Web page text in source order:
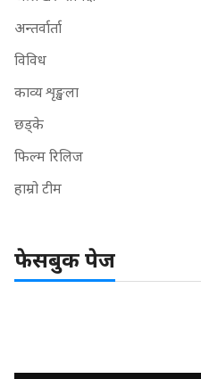
अन्तर्वार्ता
विविध
काव्य शृङ्खला
छड्के
फिल्म रिलिज
हाम्रो टीम
फेसबुक पेज